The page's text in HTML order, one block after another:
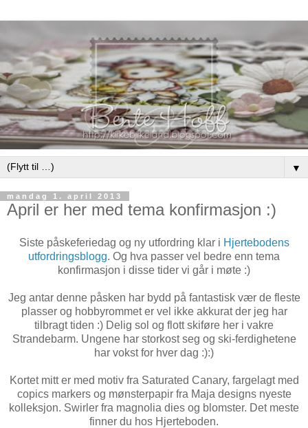
▼
mandag 1. april 2013
April er her med tema konfirmasjon :)
Siste påskeferiedag og ny utfordring klar i Hjertebodens
utfordringsblogg. Og hva passer vel bedre enn tema
konfirmasjon i disse tider vi går i møte :)
Jeg antar denne påsken har bydd på fantastisk vær de fleste
plasser og hobbyrommet er vel ikke akkurat der jeg har
tilbragt tiden :) Delig sol og flott skiføre her i vakre
Strandebarm. Ungene har storkost seg og ski-ferdighetene
har vokst for hver dag :):)
Kortet mitt er med motiv fra Saturated Canary, fargelagt med
copics markers og mønsterpapir fra Maja designs nyeste
kolleksjon. Swirler fra magnolia dies og blomster. Det meste
finner du hos Hjerteboden.